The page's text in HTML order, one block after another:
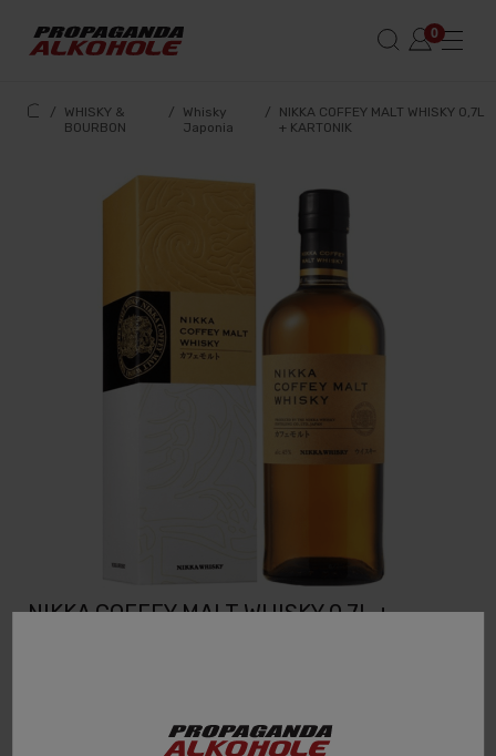
/
WHISKY &
BOURBON
/
Whisky
Japonia
/
NIKKA COFFEY MALT WHISKY 0,7L
+ KARTONIK
NIKKA COFFEY MALT WHISKY 0,7L +